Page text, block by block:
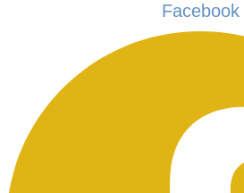
Facebook